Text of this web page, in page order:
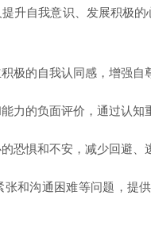
升自我意识、发展积极
极的自我认同感，增强自
力的负面评价，通过认知
恐惧和不安，减少回避、
和沟通困难等问题，提